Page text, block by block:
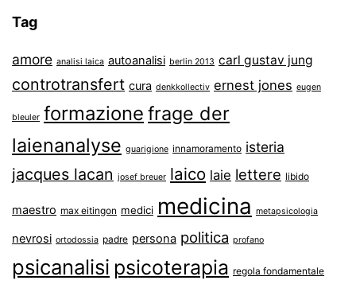
Tag
amore analisi laica autoanalisi berlin 2013 carl gustav jung
controtransfert cura denkkollectiv ernest jones eugen
bleuler formazione frage der
laienanalyse guarigione innamoramento isteria
jacques lacan josef breuer laico laie lettere libido
maestro max eitingon medici medicina metapsicologia
nevrosi ortodossia padre persona politica profano
psicanalisi psicoterapia regola fondamentale